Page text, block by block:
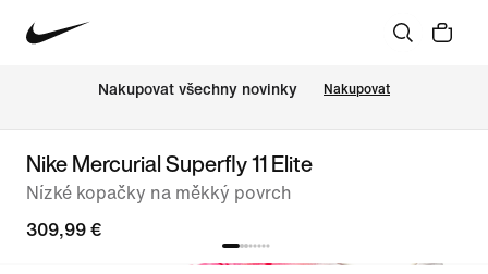
Nakupovat všechny novinky Nakupovat
Nike Mercurial Superfly 11 Elite
Nízké kopačky na měkký povrch
309,99 €